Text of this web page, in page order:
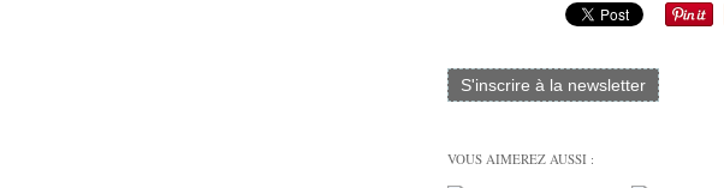
S'inscrire à la newsletter
VOUS AIMEREZ AUSSI :